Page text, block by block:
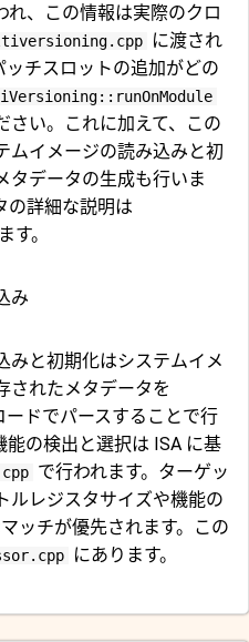
れ、この情報は実際のクロ
に渡され
ッチスロットの追加がどの
さい。これに加えて、この
ムイメージの読み込みと初
タデータの生成も行いま
の詳細な説明は
す。
み
みと初期化はシステムイメ
されたメタデータを
ードでパースすることで行
能の検出と選択は ISA に基
で行われます。ターゲッ
ルレジスタサイズや機能の
ッチが優先されます。この
にあります。